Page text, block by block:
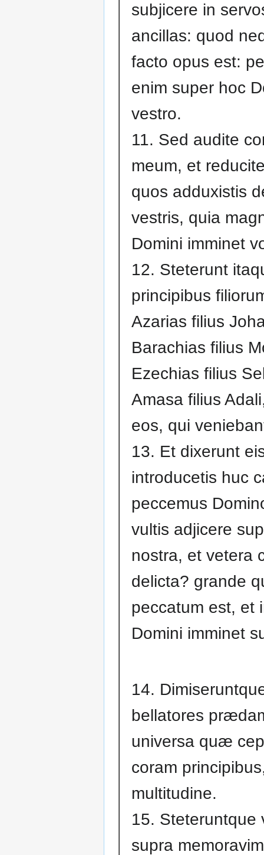
subjicere in
ancillas: quod
facto opus est:
enim super hoc
vestro.
11. Sed audite
meum, et
quos adduxistis
vestris, quia
Domini imminet
12. Steterunt
principibus
Azarias filius
Barachias filius
Ezechias filius
Amasa filius
eos, qui
13. Et dixerunt
introducetis huc
peccemus
vultis adjicere
nostra, et vetera
delicta? grande
peccatum est, et
Domini imminet
14.
bellatores
universa quæ
coram
multitudine.
15. Steteruntque
supra